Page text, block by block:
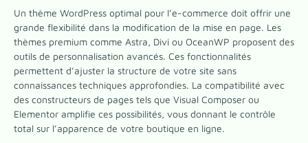
Un thème WordPress optimal pour l’e-commerce doit offrir une
grande flexibilité dans la modification de la mise en page. Les
thèmes premium comme Astra, Divi ou OceanWP proposent des
outils de personnalisation avancés. Ces fonctionnalités
permettent d’ajuster la structure de votre site sans
connaissances techniques approfondies. La compatibilité avec
des constructeurs de pages tels que Visual Composer ou
Elementor amplifie ces possibilités, vous donnant le contrôle
total sur l’apparence de votre boutique en ligne.